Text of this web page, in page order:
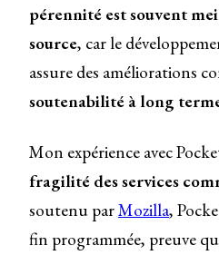
pérennité est souvent
source, car le
assure des améliorations
soutenabilité à long
Mon expérience avec
fragilité des services
soutenu parMozilla,
fin programmée, preuve